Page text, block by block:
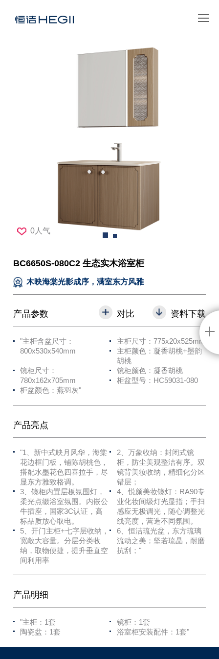
0人气
BC6650S-080C2 生态实木浴室柜
木映海棠光影成序，满室东方风雅
产品参数 资料下载
对比
"主柜含盆尺寸：
800x530x540mm
主柜尺寸：775x20x525mm
主柜颜色：凝香胡桃+墨韵
胡桃
镜柜尺寸：
780x162x705mm
镜柜颜色：凝香胡桃
柜盆型号：HC59031-080
柜盆颜色：燕羽灰"
产品亮点
"1、新中式映月风华，海棠
花边框门板，铺陈胡桃色，
搭配水墨花色四喜拉手，尽
显东方雅致格调。
2、万象收纳：封闭式镜
柜，防尘美观整洁有序。双
镜背美妆收纳，精细化分区
错层；
3、镜柜内置层板氛围灯，
柔光点缀浴室氛围。内嵌公
牛插座，国家3C认证，高
标品质放心取电。
4、悦颜美妆镜灯：RA90专
业化妆间级灯光显指；手扫
感应无极调光，随心调整光
线亮度，营造不同氛围。
5、开门主柜+七字层收纳，
宽敞大容量。分层分类收
纳，取物便捷，提升垂直空
间利用率
6、恒洁琉光盆，东方琉璃
流动之美；坚若琉晶，耐磨
抗刮；"
产品明细
"主柜：1套
镜柜：1套
陶瓷盆：1套
浴室柜安装配件：1套"